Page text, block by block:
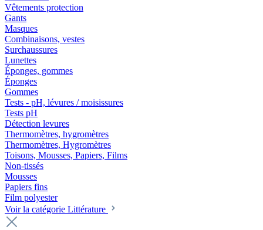
Vêtements protection
Gants
Masques
Combinaisons, vestes
Surchaussures
Lunettes
Éponges, gommes
Éponges
Gommes
Tests - pH, lévures / moisissures
Tests pH
Détection levures
Thermomètres, hygromètres
Thermomètres, Hygromètres
Toisons, Mousses, Papiers, Films
Non-tissés
Mousses
Papiers fins
Film polyester
Voir la catégorie Littérature